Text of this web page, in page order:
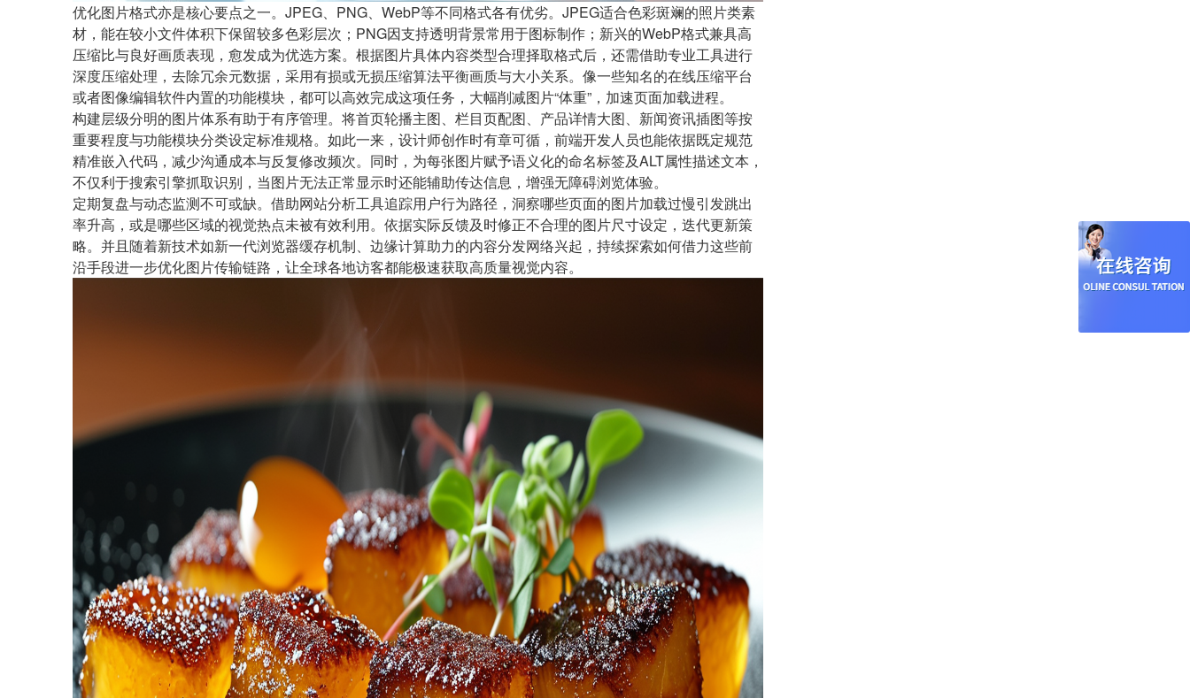
优化图片格式亦是核心要点之一。JPEG、PNG、WebP等不同格式各有优劣。JPEG适合色彩斑斓的照片类素
材，能在较小文件体积下保留较多色彩层次；PNG因支持透明背景常用于图标制作；新兴的WebP格式兼具高
压缩比与良好画质表现，愈发成为优选方案。根据图片具体内容类型合理择取格式后，还需借助专业工具进行
深度压缩处理，去除冗余元数据，采用有损或无损压缩算法平衡画质与大小关系。像一些知名的在线压缩平台
或者图像编辑软件内置的功能模块，都可以高效完成这项任务，大幅削减图片“体重”，加速页面加载进程。
构建层级分明的图片体系有助于有序管理。将首页轮播主图、栏目页配图、产品详情大图、新闻资讯插图等按
重要程度与功能模块分类设定标准规格。如此一来，设计师创作时有章可循，前端开发人员也能依据既定规范
精准嵌入代码，减少沟通成本与反复修改频次。同时，为每张图片赋予语义化的命名标签及ALT属性描述文本，
不仅利于搜索引擎抓取识别，当图片无法正常显示时还能辅助传达信息，增强无障碍浏览体验。
定期复盘与动态监测不可或缺。借助网站分析工具追踪用户行为路径，洞察哪些页面的图片加载过慢引发跳出
率升高，或是哪些区域的视觉热点未被有效利用。依据实际反馈及时修正不合理的图片尺寸设定，迭代更新策
略。并且随着新技术如新一代浏览器缓存机制、边缘计算助力的内容分发网络兴起，持续探索如何借力这些前
沿手段进一步优化图片传输链路，让全球各地访客都能极速获取高质量视觉内容。